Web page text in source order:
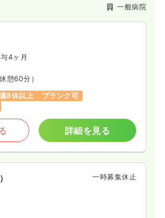
一般病院
4ヶ月
休憩60分）
8休以上
ブランク可
詳細を見る
一時募集休止